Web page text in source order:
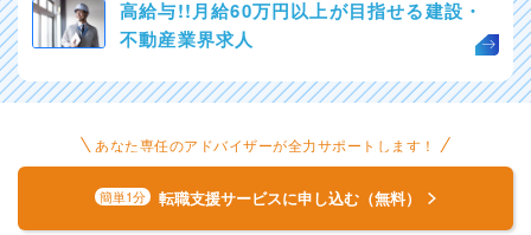
高給与!!月給60万円以上が目指せる建設・
不動産業界求人
あなた専任のアドバイザーが全力サポートします！
簡単1分 転職支援サービスに申し込む（無料）